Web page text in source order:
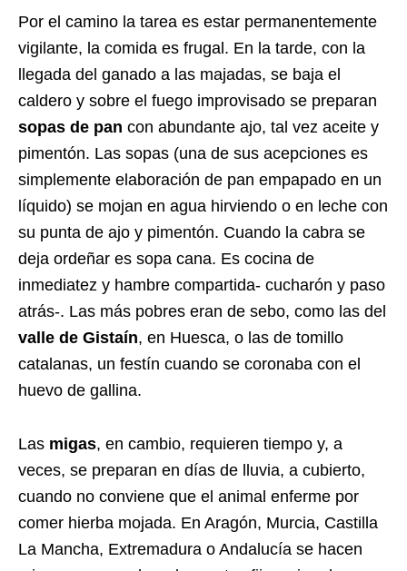
Por el camino la tarea es estar permanentemente
vigilante, la comida es frugal. En la tarde, con la
llegada del ganado a las majadas, se baja el
caldero y sobre el fuego improvisado se preparan
sopas de pan con abundante ajo, tal vez aceite y
pimentón. Las sopas (una de sus acepciones es
simplemente elaboración de pan empapado en un
líquido) se mojan en agua hirviendo o en leche con
su punta de ajo y pimentón. Cuando la cabra se
deja ordeñar es sopa cana. Es cocina de
inmediatez y hambre compartida- cucharón y paso
atrás-. Las más pobres eran de sebo, como las del
valle de Gistaín, en Huesca, o las de tomillo
catalanas, un festín cuando se coronaba con el
huevo de gallina.
Las migas, en cambio, requieren tiempo y, a
veces, se preparan en días de lluvia, a cubierto,
cuando no conviene que el animal enferme por
comer hierba mojada. En Aragón, Murcia, Castilla
La Mancha, Extremadura o Andalucía se hacen